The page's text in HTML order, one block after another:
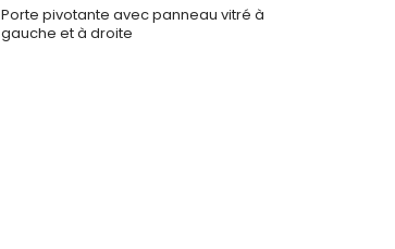
Porte pivotante avec panneau vitré à
gauche et à droite